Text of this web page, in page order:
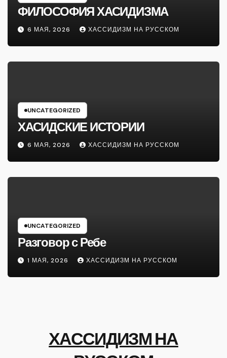
ФИЛОСОФИЯ ХАСИДИЗМА
6 МАЯ, 2026 ХАССИДИЗМ НА РУССКОМ
UNCATEGORIZED
ХАСИДСКИЕ ИСТОРИИ
6 МАЯ, 2026 ХАССИДИЗМ НА РУССКОМ
UNCATEGORIZED
Разговор с Ребе
1 МАЯ, 2026 ХАССИДИЗМ НА РУССКОМ
ХАССИДИЗМ НА